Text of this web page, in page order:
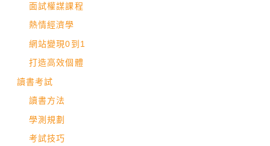
面試權謀課程
熱情經濟學
網站變現0到1
打造高效個體
讀書考試
讀書方法
學測規劃
考試技巧